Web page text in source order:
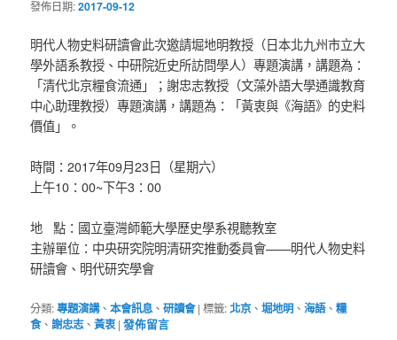
發佈日期:2017-09-12
明代人物史料研讀會此次邀請堀地明教授（日本北九州市立大
學外語系教授、中研院近史所訪問學人）專題演講，講題為：
「清代北京糧食流通」；謝忠志教授（文藻外語大學通識教育
中心助理教授）專題演講，講題為：「黃衷與《海語》的史料
價值」。
時間：2017年09月23日（星期六）
上午10：00~下午3：00
地 點：國立臺灣師範大學歷史學系視聽教室
主辦單位：中央研究院明清研究推動委員會——明代人物史料
研讀會、明代研究學會
分類:專題演講、本會訊息 、研讀會 |標籤:北京、堀地明 、海語、糧
食、謝忠志、黃衷 |發佈留言